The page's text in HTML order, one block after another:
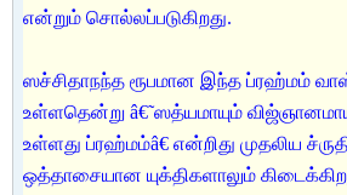
என்றும் சொல்லப்படுகிறது.
ஸச்சிதாநந்த ரூபமான இந்த ப்ரஹ்மம்
உள்ளதென்று â€˜ஸத்யமாயும்
உள்ளது ப்ரஹ்மம்â€ என்றிது முதலிய
ஒத்தாசையான யுக்திகளாலும்